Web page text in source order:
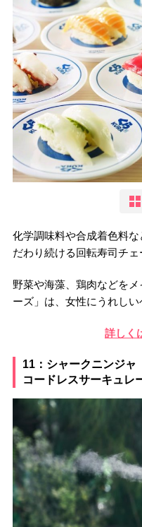
化学調味料や合成着色料
だわり続ける回転寿司チェ
野菜や海藻、鶏肉などを
ーズ」は、女性にうれし
詳しく
11：シャークニンジ
コードレスサーキュレ